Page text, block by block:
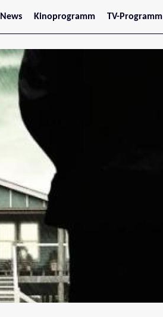
News
Stars
Kinoprogramm
Jetzt im Kino
Vorarlberg
TV-Programm